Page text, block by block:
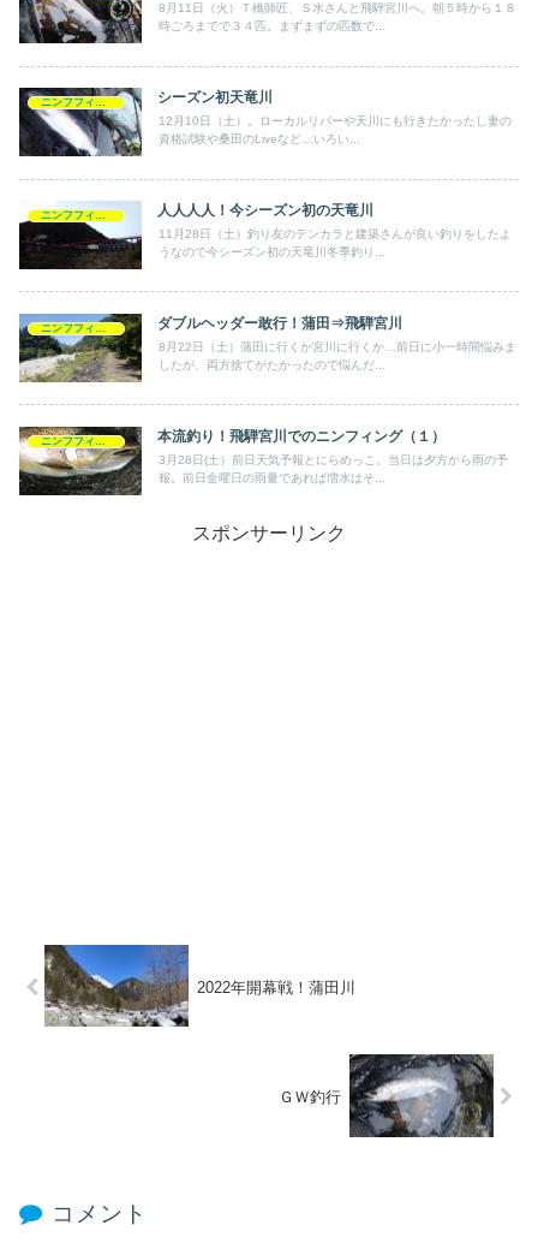
8月11日（火）Ｔ橋師匠、Ｓ水さんと飛騨宮川へ。朝５時から１８
時ごろまでで３４匹。まずまずの匹数で...
ニンフフィッシング シーズン初天竜川
12月10日（土）。ローカルリバーや天川にも行きたかったし妻の
資格試験や桑田のLiveなど…いろい...
ニンフフィッシング 人人人人！今シーズン初の天竜川
11月28日（土）釣り友のテンカラと建築さんが良い釣りをしたよ
うなので今シーズン初の天竜川冬季釣り...
ニンフフィッシング ダブルヘッダー敢行！蒲田⇒飛騨宮川
8月22日（土）蒲田に行くか宮川に行くか…前日に小一時間悩みま
したが、両方捨てがたかったので悩んだ...
ニンフフィッシング 本流釣り！飛騨宮川でのニンフィング（１）
3月28日(土）前日天気予報とにらめっこ。当日は夕方から雨の予
報。前日金曜日の雨量であれば増水はそ...
スポンサーリンク
2022年開幕戦！蒲田川
ＧＷ釣行
コメント